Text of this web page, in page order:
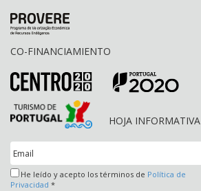
CO-FINANCIAMIENTO
HOJA INFORMATIVA
He leído y acepto los términos de Política de
Privacidad *